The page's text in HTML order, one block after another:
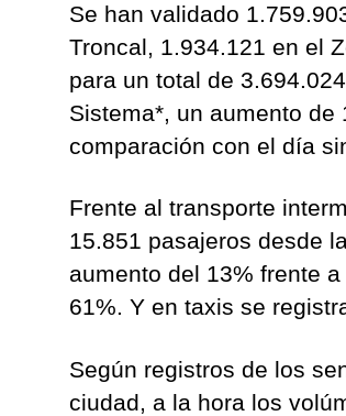
Se han validado
Troncal, 1.934.121 en el
para un total de
Sistema*, un aumento
comparación con el día
Frente al transporte
15.851 pasajeros desde
aumento del 13% frente
61%. Y en taxis se
Según registros de los
ciudad, a la hora los